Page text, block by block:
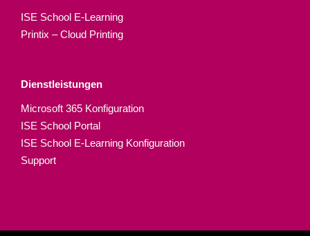
ISE School E-Learning
Printix – Cloud Printing
Dienstleistungen
Microsoft 365 Konfiguration
ISE School Portal
ISE School E-Learning Konfiguration
Support